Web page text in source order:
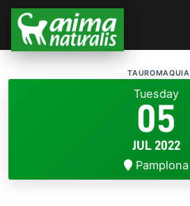
TAUROMAQUIA
Tuesday
05
JUL 2022
Pamplona